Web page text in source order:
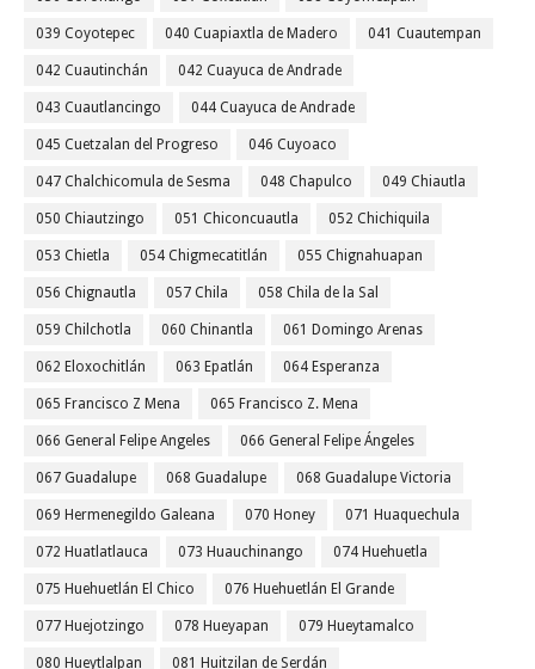
039 Coyotepec 040 Cuapiaxtla de Madero 041 Cuautempan
042 Cuautinchán 042 Cuayuca de Andrade
043 Cuautlancingo 044 Cuayuca de Andrade
045 Cuetzalan del Progreso 046 Cuyoaco
047 Chalchicomula de Sesma 048 Chapulco 049 Chiautla
050 Chiautzingo 051 Chiconcuautla 052 Chichiquila
053 Chietla 054 Chigmecatitlán 055 Chignahuapan
056 Chignautla 057 Chila 058 Chila de la Sal
059 Chilchotla 060 Chinantla 061 Domingo Arenas
062 Eloxochitlán 063 Epatlán 064 Esperanza
065 Francisco Z Mena 065 Francisco Z. Mena
066 General Felipe Angeles 066 General Felipe Ángeles
067 Guadalupe 068 Guadalupe 068 Guadalupe Victoria
069 Hermenegildo Galeana 070 Honey 071 Huaquechula
072 Huatlatlauca 073 Huauchinango 074 Huehuetla
075 Huehuetlán El Chico 076 Huehuetlán El Grande
077 Huejotzingo 078 Hueyapan 079 Hueytamalco
080 Hueytlalpan 081 Huitzilan de Serdán